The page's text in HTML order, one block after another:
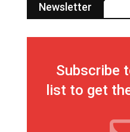
Newsletter
Subscribe
list to get